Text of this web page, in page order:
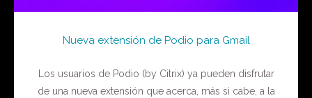
Nueva extensión de Podio para Gmail
Los usuarios de Podio (by Citrix) ya pueden disfrutar
de una nueva extensión que acerca, más si cabe, a la